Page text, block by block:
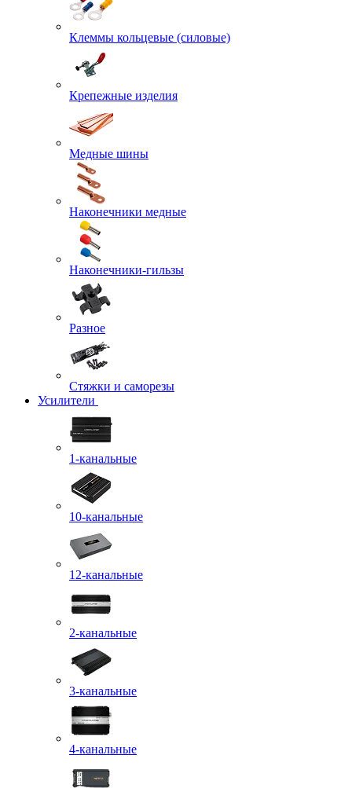
Клеммы кольцевые (силовые)
Крепежные изделия
Медные шины
Наконечники медные
Наконечники-гильзы
Разное
Стяжки и саморезы
Усилители
1-канальные
10-канальные
12-канальные
2-канальные
3-канальные
4-канальные